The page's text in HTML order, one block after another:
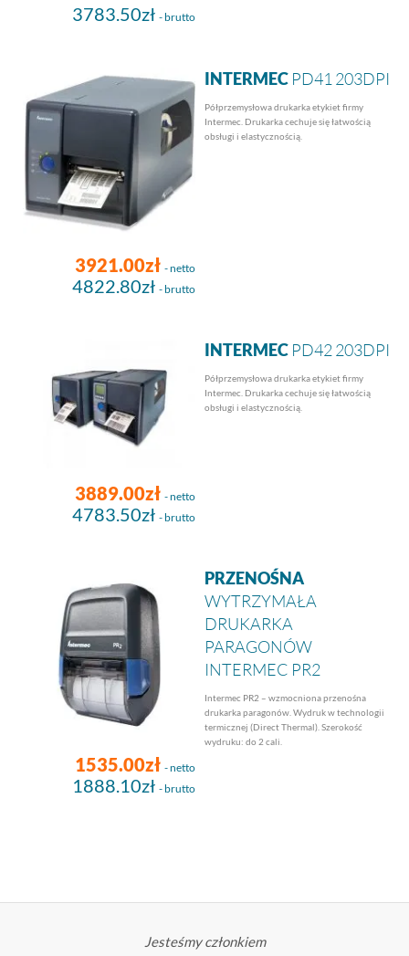
3783.50zł - brutto
3921.00zł - netto
4822.80zł - brutto
INTERMEC PD41 203DPI
Półprzemysłowa drukarka etykiet firmy
Intermec. Drukarka cechuje się łatwością
obsługi i elastycznością.
3889.00zł - netto
4783.50zł - brutto
INTERMEC PD42 203DPI
Półprzemysłowa drukarka etykiet firmy
Intermec. Drukarka cechuje się łatwością
obsługi i elastycznością.
1535.00zł - netto
1888.10zł - brutto
PRZENOŚNA
WYTRZYMAŁA
DRUKARKA
PARAGONÓW
INTERMEC PR2
Intermec PR2 – wzmocniona przenośna
drukarka paragonów. Wydruk w technologii
termicznej (Direct Thermal). Szerokość
wydruku: do 2 cali.
Jesteśmy członkiem